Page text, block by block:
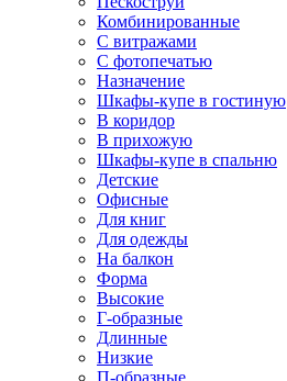
Комбинированные
С витражами
С фотопечатью
Назначение
Шкафы-купе в гостиную
В коридор
В прихожую
Шкафы-купе в спальню
Детские
Офисные
Для книг
Для одежды
На балкон
Форма
Высокие
Г-образные
Длинные
Низкие
П-образные